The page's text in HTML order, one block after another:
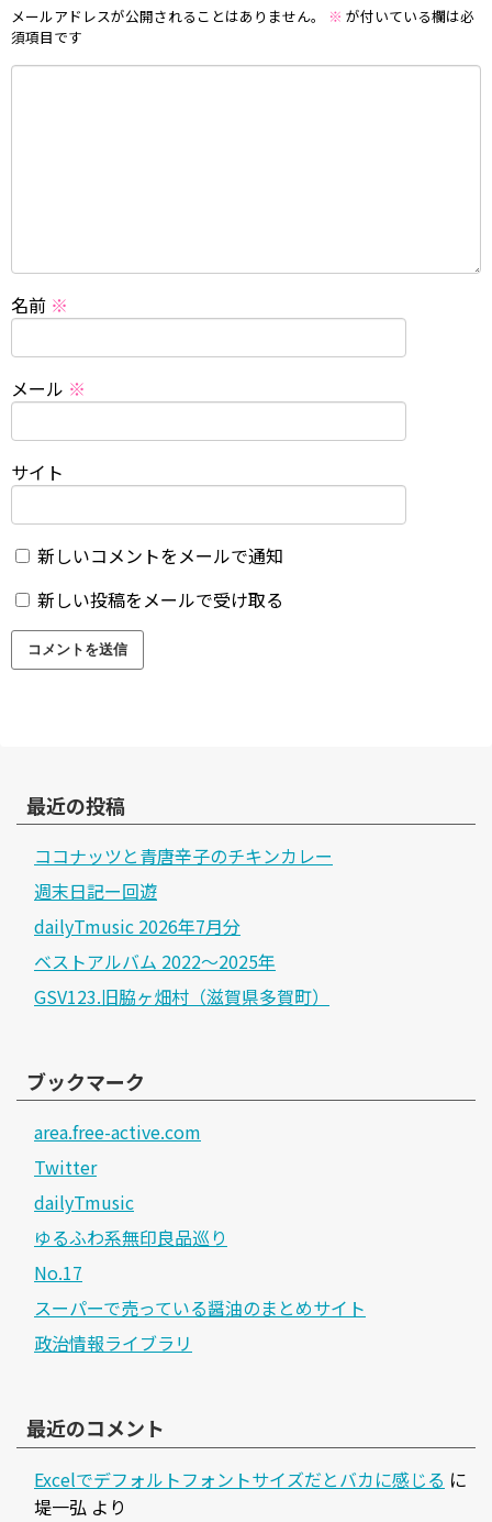
メールアドレスが公開されることはありません。 ※ が付いている欄は必
須項目です
名前 ※
メール ※
サイト
新しいコメントをメールで通知
新しい投稿をメールで受け取る
最近の投稿
ココナッツと青唐辛子のチキンカレー
週末日記ー回遊
dailyTmusic 2026年7月分
ベストアルバム 2022～2025年
GSV123.旧脇ヶ畑村（滋賀県多賀町）
ブックマーク
area.free-active.com
Twitter
dailyTmusic
ゆるふわ系無印良品巡り
No.17
スーパーで売っている醤油のまとめサイト
政治情報ライブラリ
最近のコメント
Excelでデフォルトフォントサイズだとバカに感じる に
堤一弘 より